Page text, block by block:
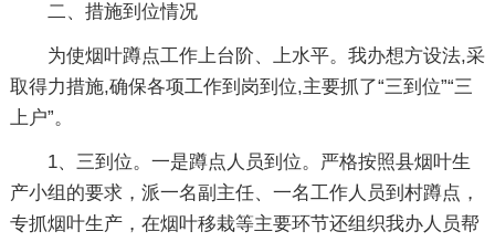
二、措施到位情况
为使烟叶蹲点工作上台阶、上水平。我办想方设法,采
取得力措施,确保各项工作到岗到位,主要抓了“三到位”“三
上户”。
1、三到位。一是蹲点人员到位。严格按照县烟叶生
产小组的要求，派一名副主任、一名工作人员到村蹲点，
专抓烟叶生产，在烟叶移栽等主要环节还组织我办人员帮